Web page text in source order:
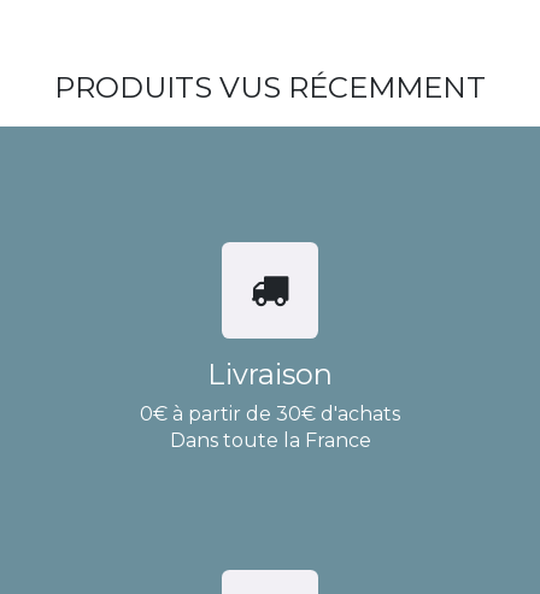
PRODUITS VUS RÉCEMMENT
Livraison
0€ à partir de 30€ d'achats
Dans toute la France